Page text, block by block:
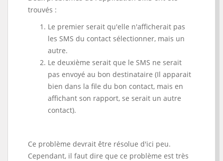
trouvés :
Le premier serait qu'elle n'afficherait pas
les SMS du contact sélectionner, mais un
autre.
Le deuxième serait que le SMS ne serait
pas envoyé au bon destinataire (Il apparait
bien dans la file du bon contact, mais en
affichant son rapport, se serait un autre
contact).
Ce problème devrait être résolue d'ici peu.
Cependant, il faut dire que ce problème est très